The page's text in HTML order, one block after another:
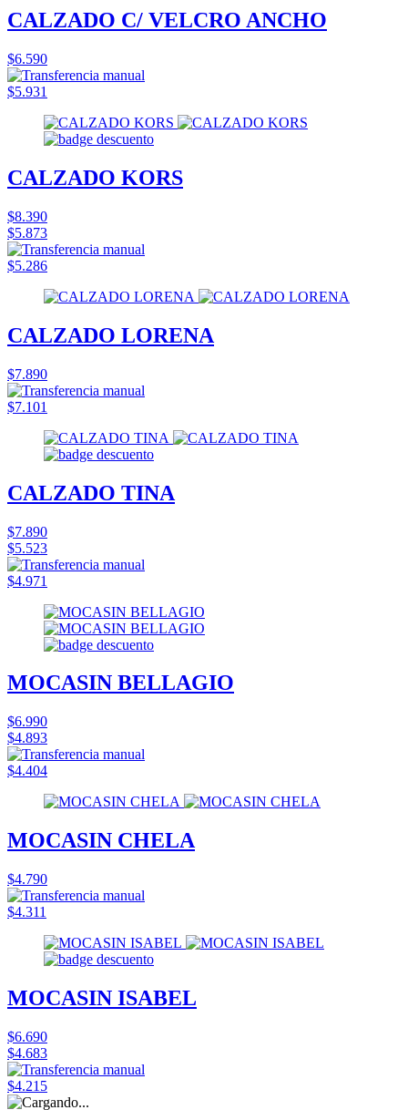
CALZADO C/ VELCRO ANCHO
$6.590
$5.931
CALZADO KORS
$8.390
$5.873
$5.286
CALZADO LORENA
$7.890
$7.101
CALZADO TINA
$7.890
$5.523
$4.971
MOCASIN BELLAGIO
$6.990
$4.893
$4.404
MOCASIN CHELA
$4.790
$4.311
MOCASIN ISABEL
$6.690
$4.683
$4.215